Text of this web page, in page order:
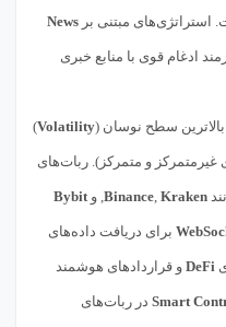
مبتنی بر News
ادغام قوی با منابع خبری
بالاترین سطح نوسان (Volatility
)
غیرمتمرکز و متمرکز). ربات‌های
Binance, Kraken , وBybit
برای دریافت داده‌های
DeFi و قراردادهای هوشمند
Smart در ربات‌های